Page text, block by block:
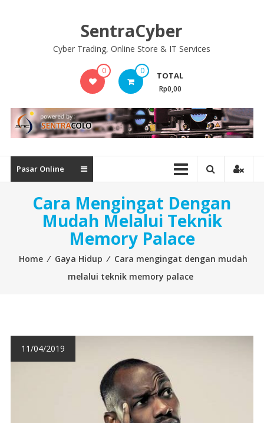
SentraCyber
Cyber Trading, Online Store & IT Services
0 0 TOTAL
Rp0,00
Pasar Online
Cara Mengingat Dengan
Mudah Melalui Teknik
Memory Palace
Home ⁄ Gaya Hidup ⁄ Cara mengingat dengan mudah
melalui teknik memory palace
11/04/2019